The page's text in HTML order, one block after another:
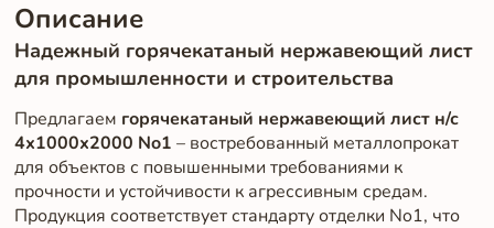
Описание
Надежный горячекатаный нержавеющий лист
для промышленности и строительства
Предлагаем горячекатаный нержавеющий лист н/с
4х1000х2000 No1 – востребованный металлопрокат
для объектов с повышенными требованиями к
прочности и устойчивости к агрессивным средам.
Продукция соответствует стандарту отделки No1, что